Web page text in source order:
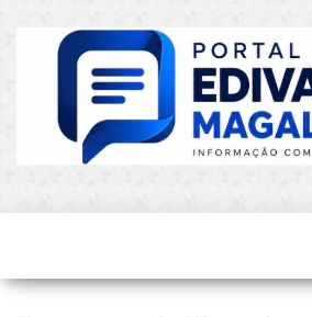
Atualizado!